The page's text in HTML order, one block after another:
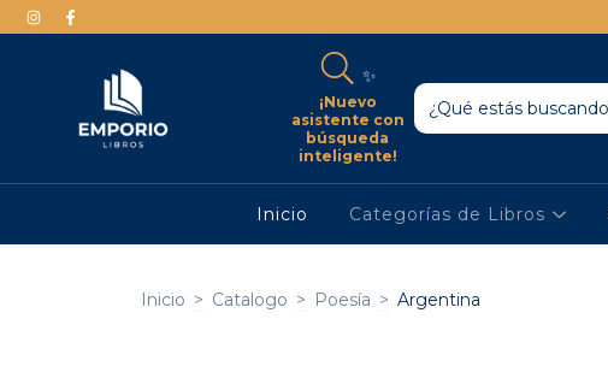
✨
¡Nuevo
asistente con
búsqueda
inteligente!
Inicio Categorías de Libros
Inicio > Catalogo > Poesía > Argentina